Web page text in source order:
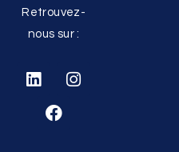
Retrouvez-
nous sur :